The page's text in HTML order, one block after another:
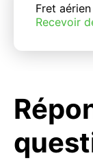
Fret aérien
Recevoir